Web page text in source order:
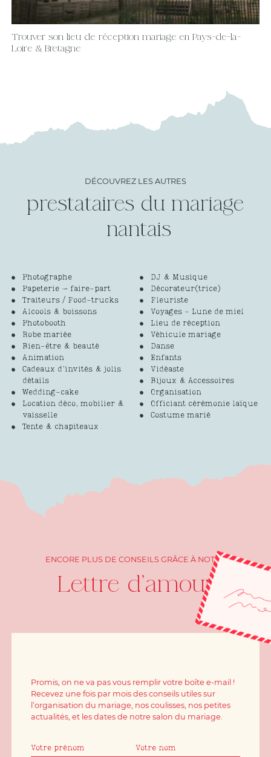
Trouver son lieu de réception mariage en Pays-de-la-
Loire & Bretagne
DÉCOUVREZ LES AUTRES
prestataires du mariage
Photographe
Papeterie – faire-part
Traiteurs / Food-trucks
Alcools & boissons
Photobooth
Robe mariée
Bien-être & beauté
Animation
Cadeaux d’invités & jolis
détails
Wedding-cake
Location déco, mobilier &
vaisselle
Tente & chapiteaux
DJ & Musique
Décorateur(trice)
Fleuriste
Voyages - Lune de miel
Lieu de réception
Véhicule mariage
Danse
Enfants
Vidéaste
Bijoux & Accessoires
Organisation
Officiant cérémonie laïque
Costume marié
ENCORE PLUS DE CONSEILS GRÂCE À NOTRE
Lettre d'amour
Promis, on ne va pas vous remplir votre boîte e-mail !
Recevez une fois par mois des conseils utiles sur
l’organisation du mariage, nos coulisses, nos petites
actualités, et les dates de notre salon du mariage.